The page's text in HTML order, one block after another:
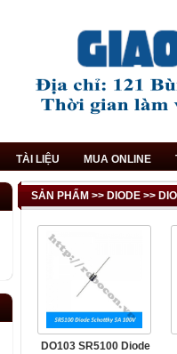
TÀI LIỆU MUA ONLINE
SẢN PHẨM >> DIODE >>
DO103 SR5100 Diode